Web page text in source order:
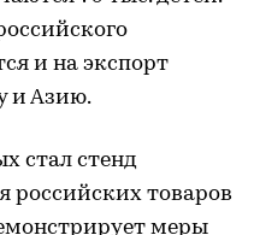
и на экспорт
и Азию.
стал стенд
товаров
меры